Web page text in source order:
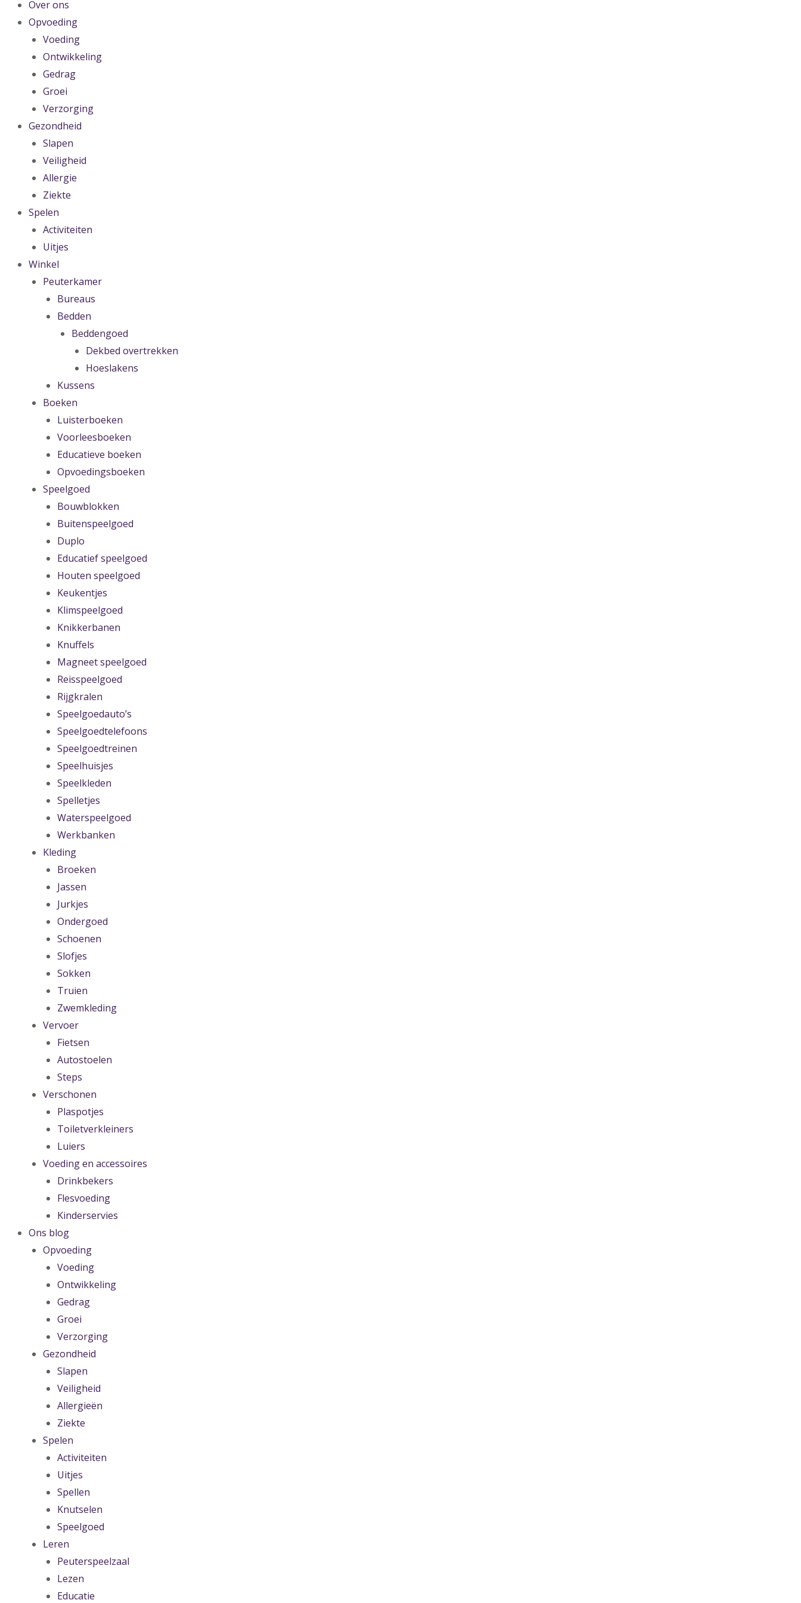
Over ons
Opvoeding
Voeding
Ontwikkeling
Gedrag
Groei
Verzorging
Gezondheid
Slapen
Veiligheid
Allergie
Ziekte
Spelen
Activiteiten
Uitjes
Winkel
Peuterkamer
Bureaus
Bedden
Beddengoed
Dekbed overtrekken
Hoeslakens
Kussens
Boeken
Luisterboeken
Voorleesboeken
Educatieve boeken
Opvoedingsboeken
Speelgoed
Bouwblokken
Buitenspeelgoed
Duplo
Educatief speelgoed
Houten speelgoed
Keukentjes
Klimspeelgoed
Knikkerbanen
Knuffels
Magneet speelgoed
Reisspeelgoed
Rijgkralen
Speelgoedauto’s
Speelgoedtelefoons
Speelgoedtreinen
Speelhuisjes
Speelkleden
Spelletjes
Waterspeelgoed
Werkbanken
Kleding
Broeken
Jassen
Jurkjes
Ondergoed
Schoenen
Slofjes
Sokken
Truien
Zwemkleding
Vervoer
Fietsen
Autostoelen
Steps
Verschonen
Plaspotjes
Toiletverkleiners
Luiers
Voeding en accessoires
Drinkbekers
Flesvoeding
Kinderservies
Ons blog
Opvoeding
Voeding
Ontwikkeling
Gedrag
Groei
Verzorging
Gezondheid
Slapen
Veiligheid
Allergieën
Ziekte
Spelen
Activiteiten
Uitjes
Spellen
Knutselen
Speelgoed
Leren
Peuterspeelzaal
Lezen
Educatie